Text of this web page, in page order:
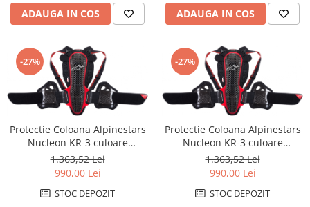
Cutii capace colorate
Genti rezervor Shad
Genti soft Shad
Genti TERRA Shad
Kituri complete TERRA Shad
Kituri de prindere Shad
Top Case Shad
Rucsacuri & Genti
Suporti prindere cutii/genti
ADAUGA IN COS ADAUGA IN COS
-27%
Protectie Coloana Alpinestars
Nucleon KR-3 culoare
Negru/Rosu marime MD
1.363,52 Lei
990,00 Lei
STOC DEPOZIT
-27%
Protectie Coloana Alpinestars
Nucleon KR-3 culoare
Negru/Rosu marime LG
1.363,52 Lei
990,00 Lei
STOC DEPOZIT